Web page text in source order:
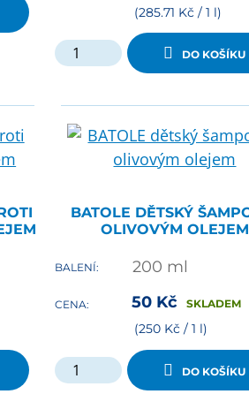
(285.71 Kč / 1 l)
DO KOŠÍKU
BATOLE DĚTSKÝ
OLIVOVÝM OLEJEM
BALENÍ: 200 ml
CENA: 50Kč SKLADEM
(250 Kč / 1 l)
DO KOŠÍKU